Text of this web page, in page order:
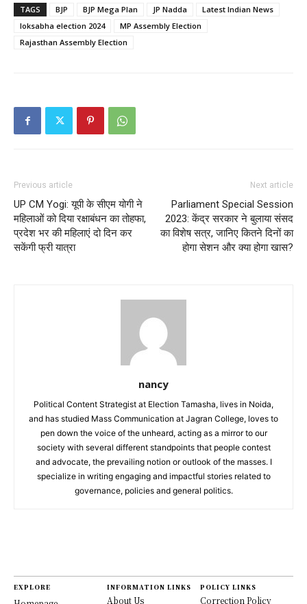
TAGS BJP BJP Mega Plan JP Nadda
Latest Indian News
loksabha election 2024
MP Assembly Election
Rajasthan Assembly Election
Previous article
UP CM Yogi: यूपी के सीएम योगी ने
महिलाओं को दिया रक्षाबंधन का तोहफा,
प्रदेश भर की महिलाएं दो दिन कर
सकेंगी फ्री यात्रा
Next article
Parliament Special Session
2023: केंद्र सरकार ने बुलाया संसद
का विशेष सत्र, जानिए कितने दिनों का
होगा सेशन और क्या होगा खास?
nancy
Political Content Strategist at Election Tamasha, lives in Noida,
and has studied Mass Communication at Jagran College, loves to
pen down the voice of the unheard, acting as a mirror to our
society with several different standpoints that people contest
and advocate, the prevailing notion or outlook of the masses. I
specialize in writing engaging and impactful stories related to
governance, policies and general politics.
EXPLORE INFORMATION LINKS
About Us
POLICY LINKS
Correction Policy